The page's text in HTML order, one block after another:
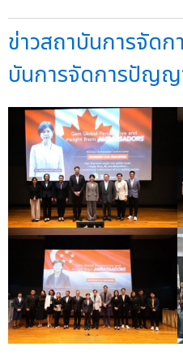
ข่าวสถาบันการจั
บันการจัดการปัญ